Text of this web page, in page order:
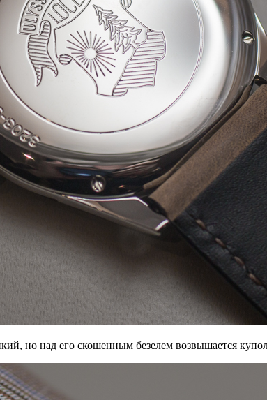
но над его скошенным безелем возвышается